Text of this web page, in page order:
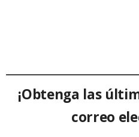
¡Obtenga las
correo